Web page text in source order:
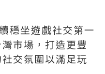
穩坐遊戲社交第一
市場，打造更豐
交氛圍以滿足玩